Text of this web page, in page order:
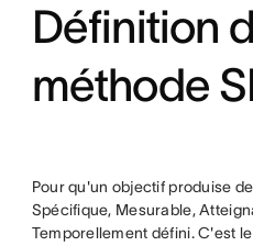
Définition
méthode
Pour qu'un objectif produise
Spécifique, Mesurable,
Temporellement défini. C'est